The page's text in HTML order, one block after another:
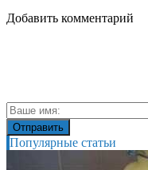
Добавить комментарий
Популярные статьи